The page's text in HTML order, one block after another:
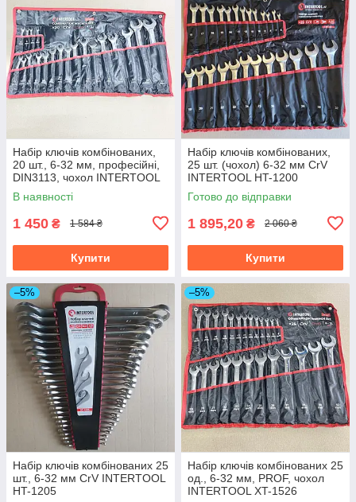
Набір ключів комбінованих,
20 шт., 6-32 мм, професійні,
DIN3113, чохол INTERTOOL
XT-1520
В наявності
1 450 ₴ 1 584 ₴
Купити
Набір ключів комбінованих,
25 шт. (чохол) 6-32 мм CrV
INTERTOOL HT-1200
Готово до відправки
1 895,20 ₴ 2 060 ₴
Купити
–5%
Набір ключів комбінованих 25
шт., 6-32 мм CrV INTERTOOL
HT-1205
–5%
Набір ключів комбінованих 25
од., 6-32 мм, PROF, чохол
INTERTOOL XT-1526